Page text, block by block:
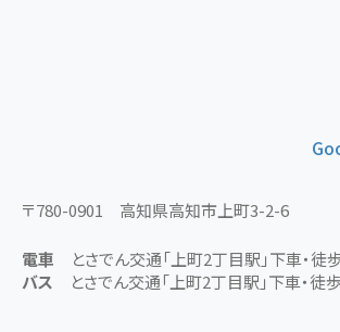
〒780-0901 高知県高知市上町3-2-6
電車 とさでん交通「上町2丁目駅」下車・徒
バス とさでん交通「上町2丁目駅」下車・徒